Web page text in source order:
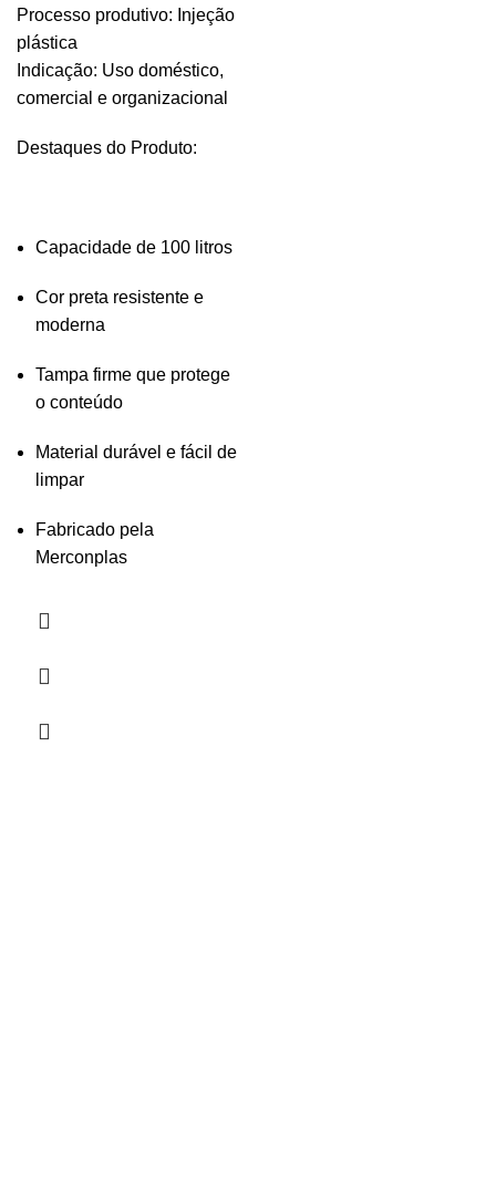
Processo produtivo: Injeção
plástica
Indicação: Uso doméstico,
comercial e organizacional
Destaques do Produto:
Capacidade de 100 litros
Cor preta resistente e
moderna
Tampa firme que protege
o conteúdo
Material durável e fácil de
limpar
Fabricado pela
Merconplas